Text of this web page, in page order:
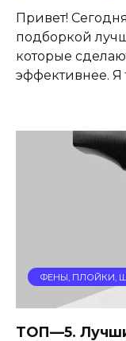
Привет!
подборкой
которые
эффективнее. Я
ФЕНЫ, ПЛОЙКИ,
ТОП—5.